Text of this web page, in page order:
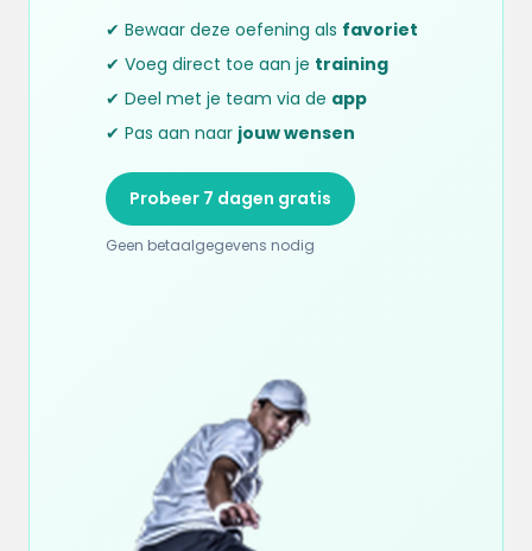
✔ Bewaar deze oefening als favoriet
✔ Voeg direct toe aan je training
✔ Deel met je team via de app
✔ Pas aan naar jouw wensen
Probeer 7 dagen gratis
Geen betaalgegevens nodig